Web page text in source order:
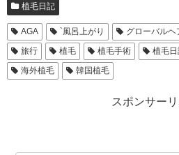
植毛日記
AGA `風呂上がり グローバルヘ
旅行
植毛 植毛手術 植毛
海外植毛
韓国植毛
スポンサー